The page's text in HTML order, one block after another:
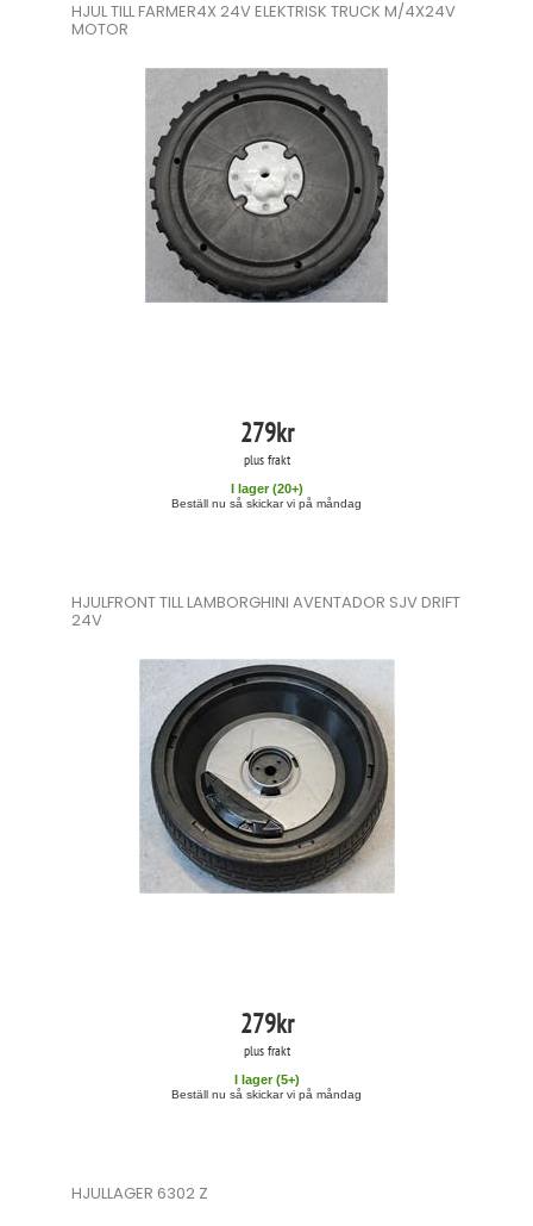
HJUL TILL FARMER4X 24V ELEKTRISK TRUCK M/4X24V
MOTOR
279kr
plus frakt
I lager (20+)
Beställ nu så skickar vi på måndag
HJULFRONT TILL LAMBORGHINI AVENTADOR SJV DRIFT
24V
279kr
plus frakt
I lager (5+)
Beställ nu så skickar vi på måndag
HJULLAGER 6302 Z